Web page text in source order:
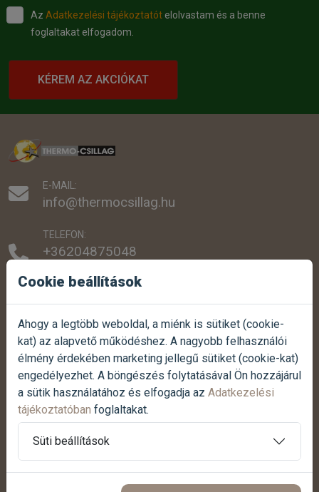
Az Adatkezelési tájékoztatót elolvastam és a benne
foglaltakat elfogadom.
KÉREM AZ AKCIÓKAT
E-MAIL:
info@thermocsillag.hu
TELEFON:
+36204875048
SZEMÉLYES ÁTVÉTEL:
1038 Budapest, Szentendrei út 307.
NYITVATARTÁS:
Hétfőtől-péntekig:07:00 - 17:00
Szombaton:
07:30 - 12:00
Vasárnap:Zárva
Termék reklamáció bejelentése
Panasz bejelentése
Cookie beállítások
Ahogy a legtöbb weboldal, a miénk is sütiket (cookie-
kat) az alapvető működéshez. A nagyobb felhasználói
élmény érdekében marketing jellegű sütiket (cookie-kat)
engedélyezhet. A böngészés folytatásával Ön hozzájárul
a sütik használatához és elfogadja az Adatkezelési
tájékoztatóban foglaltakat.
Süti beállítások